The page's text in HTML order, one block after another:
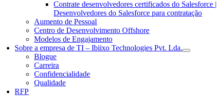
Contrate desenvolvedores certificados do Salesforce |
Desenvolvedores do Salesforce para contratação
Aumento de Pessoal
Centro de Desenvolvimento Offshore
Modelos de Engajamento
Sobre a empresa de TI – Ibiixo Technologies Pvt. Lda.
Blogue
Carreira
Confidencialidade
Qualidade
RFP